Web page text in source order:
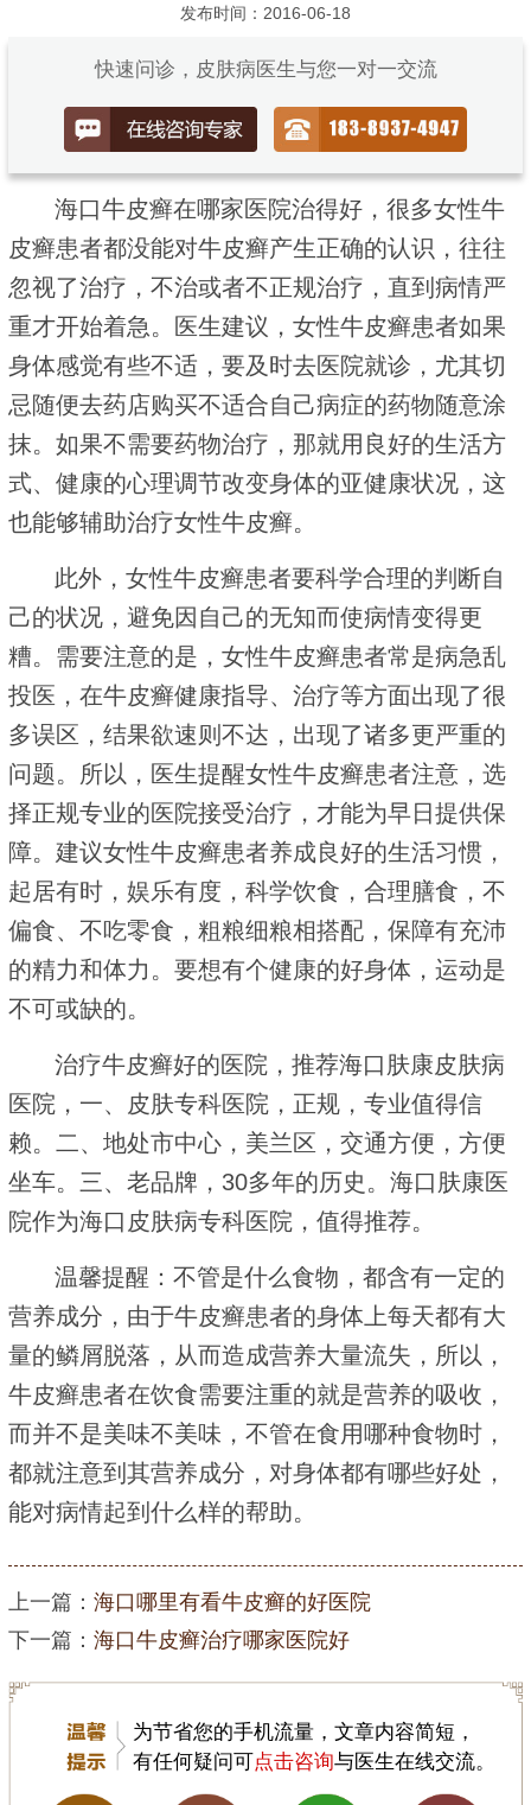
发布时间：2016-06-18
快速问诊，皮肤病医生与您一对一交流
海口牛皮癣在哪家医院治得好，很多女性牛
皮癣患者都没能对牛皮癣产生正确的认识，往往
忽视了治疗，不治或者不正规治疗，直到病情严
重才开始着急。医生建议，女性牛皮癣患者如果
身体感觉有些不适，要及时去医院就诊，尤其切
忌随便去药店购买不适合自己病症的药物随意涂
抹。如果不需要药物治疗，那就用良好的生活方
式、健康的心理调节改变身体的亚健康状况，这
也能够辅助治疗女性牛皮癣。
此外，女性牛皮癣患者要科学合理的判断自
己的状况，避免因自己的无知而使病情变得更
糟。需要注意的是，女性牛皮癣患者常是病急乱
投医，在牛皮癣健康指导、治疗等方面出现了很
多误区，结果欲速则不达，出现了诸多更严重的
问题。所以，医生提醒女性牛皮癣患者注意，选
择正规专业的医院接受治疗，才能为早日提供保
障。建议女性牛皮癣患者养成良好的生活习惯，
起居有时，娱乐有度，科学饮食，合理膳食，不
偏食、不吃零食，粗粮细粮相搭配，保障有充沛
的精力和体力。要想有个健康的好身体，运动是
不可或缺的。
治疗牛皮癣好的医院，推荐海口肤康皮肤病
医院，一、皮肤专科医院，正规，专业值得信
赖。二、地处市中心，美兰区，交通方便，方便
坐车。三、老品牌，30多年的历史。海口肤康医
院作为海口皮肤病专科医院，值得推荐。
温馨提醒：不管是什么食物，都含有一定的
营养成分，由于牛皮癣患者的身体上每天都有大
量的鳞屑脱落，从而造成营养大量流失，所以，
牛皮癣患者在饮食需要注重的就是营养的吸收，
而并不是美味不美味，不管在食用哪种食物时，
都就注意到其营养成分，对身体都有哪些好处，
能对病情起到什么样的帮助。
上一篇： 海口哪里有看牛皮癣的好医院
下一篇： 海口牛皮癣治疗哪家医院好
为节省您的手机流量，文章内容简短，
有任何疑问可点击咨询与医生在线交流。